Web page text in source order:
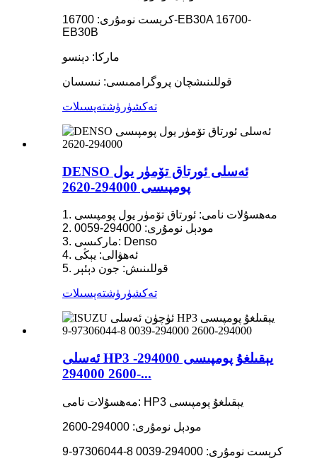
كرېست نومۇرى: 16700-EB30A 16700-
EB30B
ماركا: دېنسو
قوللىنىشچان پروگراممىسى: نىسسان
تەكشۈرۈشتەپسىلات
DENSO ئەسلى ئورتاق تۆمۈر يول
پومپىسى 294000-2620
1. مەھسۇلات نامى: ئورتاق تۆمۈر يول پومپىسى
2. مودېل نومۇرى: 294000-0059
3. ماركىسى: Denso
4. ئەھۋالى: يېڭى
5. قوللىنىش: جون دېئېر
تەكشۈرۈشتەپسىلات
ئەسلى HP3 يېقىلغۇ پومپىسى 294000-
2600 294000-...
مەھسۇلات نامى: HP3 يېقىلغۇ پومپىسى
مودېل نومۇرى: 294000-2600
كرېست نومۇرى: 294000-0039 8-97306044-9